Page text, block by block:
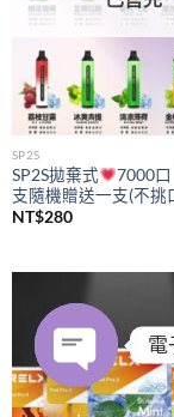
SP2S
SP2S拋棄式
7000
支隨機贈送一支(不挑
NT$280
電
OPEN